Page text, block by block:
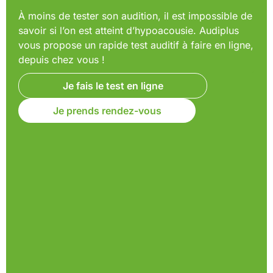
À moins de tester son audition, il est impossible de
savoir si l’on est atteint d’hypoacousie. Audiplus
vous propose un rapide test auditif à faire en ligne,
depuis chez vous !
Je fais le test en ligne
Je prends rendez-vous